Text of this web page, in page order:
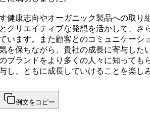
健康志向やオーガニック製品への取り
クリエイティブな発想を活かして、さ
います。また顧客とのコミュニケーシ
を保ちながら、貴社の成長に寄与した
ブランドをより多くの人々に知っても
し、ともに成長していけることを楽し
例文をコピー